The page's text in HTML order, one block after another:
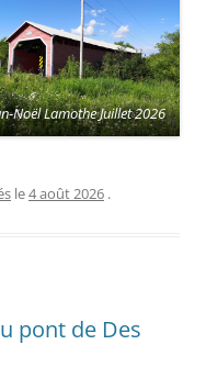
Noël Lamothe Juillet 2026
le4 août 2026 .
pont de Des